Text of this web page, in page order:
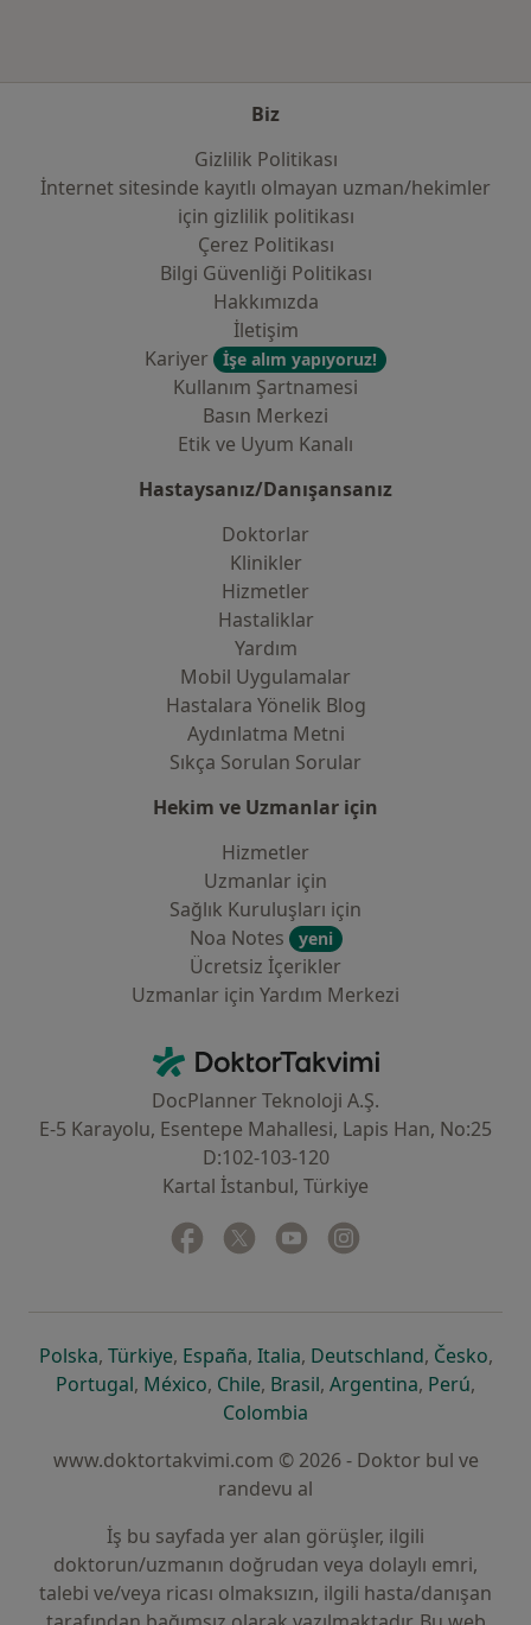
Biz
Gizlilik Politikası
İnternet sitesinde kayıtlı olmayan uzman/hekimler
i̇çin gizlilik politikası
Çerez Politikası
Bilgi Güvenliği Politikası
Hakkımızda
İletişim
Kariyer
İşe alım yapıyoruz!
Kullanım Şartnamesi
Basın Merkezi
Etik ve Uyum Kanalı
Hastaysanız/Danışansanız
Doktorlar
Klinikler
Hizmetler
Hastaliklar
Yardım
Mobil Uygulamalar
Hastalara Yönelik Blog
Aydınlatma Metni
Sıkça Sorulan Sorular
Hekim ve Uzmanlar için
Hizmetler
Uzmanlar için
Sağlık Kuruluşları için
Noa Notes
yeni
Ücretsiz İçerikler
Uzmanlar için Yardım Merkezi
DoktorTakvimi - Ana Sayfa
DocPlanner Teknoloji A.Ş.
E-5 Karayolu, Esentepe Mahallesi, Lapis Han, No:25
D:102-103-120
Kartal İstanbul, Türkiye
Facebook
yeni bir sekmede açılır
Twitter
yeni bir sekmede açılır
Youtube
yeni bir sekmede açılır
Polskayeni bir sekmede açılır
, Türkiyeyeni bir sekmede açılır
, Españayeni bir sekmede açılır
, Italiayeni bir sekmede açılır
, Deutschlandyeni bir
, Českoyeni
,
Portugalyeni bir sekmede açılır
, Méxicoyeni bir sekmede açılır
, Chileyeni bir sekmede açılır
, Brasilyeni bir sekmede açılır
, Argentinayeni bir
, Perúyeni
,
Colombia
www.doktortakvimi.com © 2026 - Doktor bul ve
randevu al
İş bu sayfada yer alan görüşler, ilgili
doktorun/uzmanın doğrudan veya dolaylı emri,
talebi ve/veya ricası olmaksızın, ilgili hasta/danışan